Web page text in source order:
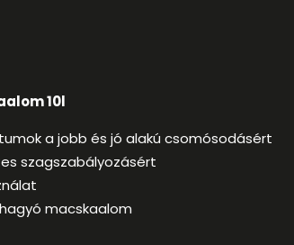
10l
a jobb és jó alakú csomósodásért
szagszabályozásért
macskaalom